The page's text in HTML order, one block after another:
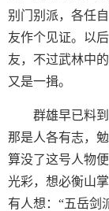
别门别派，各任
友作个见证。以
友，不过武林中
又是一揖。
群雄早已料
那是人各有志，
算没了这号人物
光彩，想必衡山
有人想：“五岳剑